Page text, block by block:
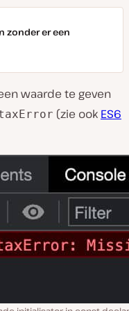
zonder er een
waarde te geven
(zie ook ES6